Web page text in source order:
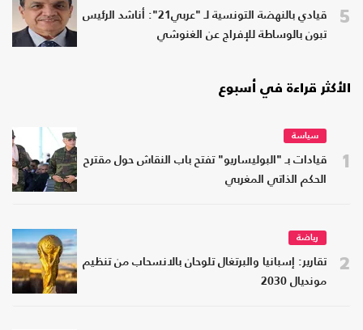
5
قيادي بالنهضة التونسية لـ "عربي21": أناشد الرئيس
تبون بالوساطة للإفراج عن الغنوشي
الأكثر قراءة في أسبوع
1
سياسة
قيادات بـ "البوليساريو" تفتح باب النقاش حول مقترح
الحكم الذاتي المغربي
2
رياضة
تقارير: إسبانيا والبرتغال تلوحان بالانسحاب من تنظيم
مونديال 2030